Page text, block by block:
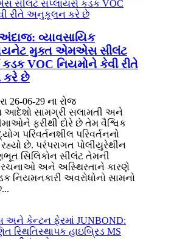
વ્યાવસાયિક
મુક્ત એમએસ સીલંટ
કડક VOC નિયમોને કેવી રીતે
છે
26-06-29 ના રોજ
આદેશો સામગ્રી સલામતી અને
ફરીથી દોરે છે તેમ વૈશ્વિક
પરિવર્તનશીલ પરિવર્તનનો
રહ્યો છે. પરંપરાગત પોલીયુરેથીન
સિલિકોન સીલંટ તેમની
રચનાઓ અને અસ્થિરતાને કારણે
નિયમનકારી અવરોધોનો સામનો